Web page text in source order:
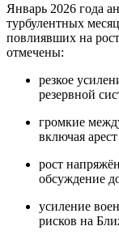
Январь 2026 года
турбулентных
повлиявших на
отмечены:
резкое
резервной
громкие
включая
рост
обсуждение
усиление
рисков на